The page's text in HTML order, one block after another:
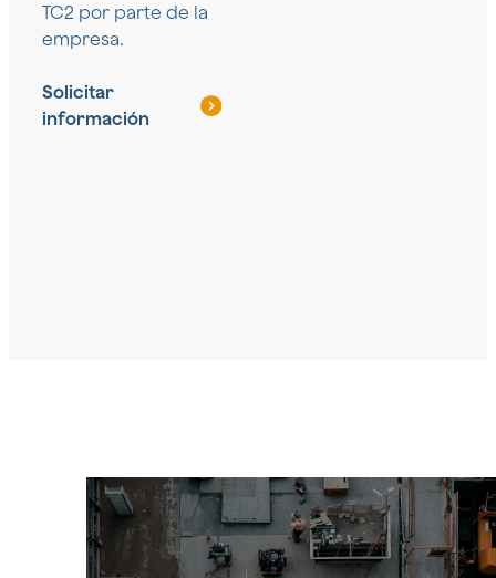
TC2 por parte de la
empresa.
Solicitar
información